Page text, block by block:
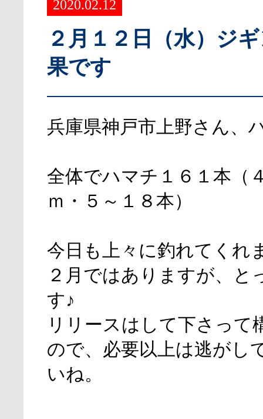
2020.02.12
２月１２日（水）ジ
果です
兵庫県神戸市上野さん、
全体でハマチ１６１本（
ｍ・５～１８本）
今日も上々に釣れてくれ
２月ではありますが、と
す♪
リリースはして下さって
ので、必要以上は逃がし
いね。